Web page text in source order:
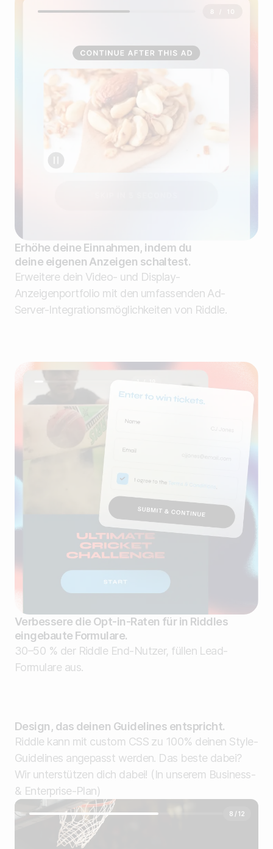
Erhöhe deine Einnahmen, indem du
deine eigenen Anzeigen schaltest.
Erweitere dein Video- und Display-
Anzeigenportfolio mit den umfassenden Ad-
Server-Integrationsmöglichkeiten von Riddle.
Verbessere die Opt-in-Raten für in Riddles
eingebaute Formulare.
30–50 % der Riddle End-Nutzer, füllen Lead-
Formulare aus.
Design, das deinen Guidelines entspricht.
Riddle kann mit custom CSS zu 100% deinen Style-
Guidelines angepasst werden. Das beste dabei?
Wir unterstützen dich dabei! (In unserem Business-
& Enterprise-Plan)
8 / 12
8 / 12
Who was the leagues' first-ever
8 / 12
Who was the league's first-